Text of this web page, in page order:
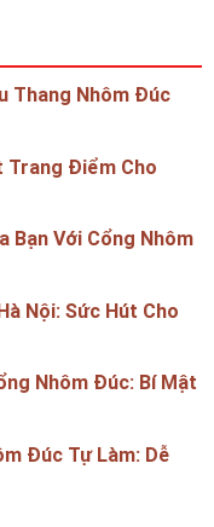
Thang Nhôm Đúc
Trang Điểm Cho
Bạn Với Cổng Nhôm
Nội: Sức Hút Cho
Nhôm Đúc: Bí Mật
Đúc Tự Làm: Dễ